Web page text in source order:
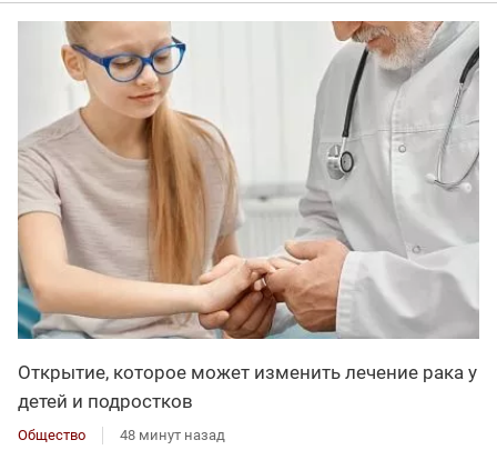
Открытие, которое может изменить лечение рака у
детей и подростков
Общество 48 минут назад